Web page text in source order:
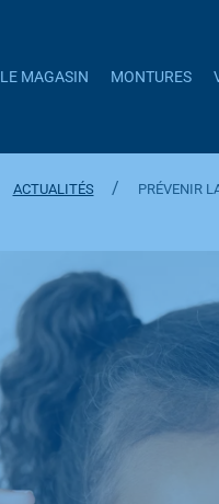
LE MAGASIN MONTURES
ACTUALITÉS / PRÉVENIR